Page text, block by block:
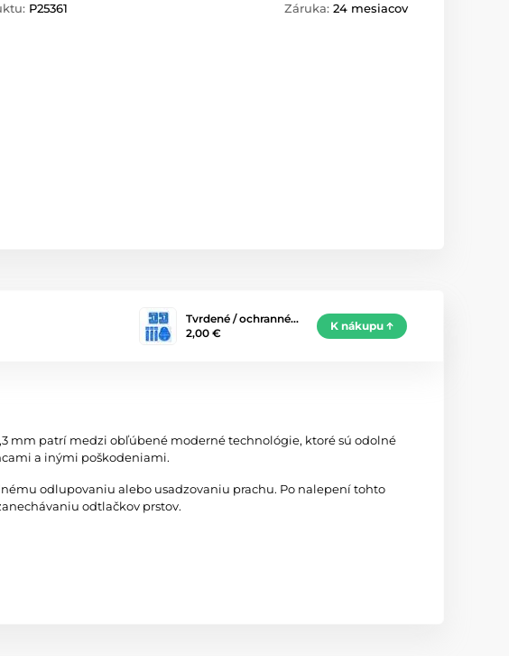
P25361 Záruka: 24 mesiacov
Tvrdené / ochranné…
2,00 €
K nákupu
mm patrí medzi obľúbené moderné technológie, ktoré sú odolné
a inými poškodeniami.
odlupovaniu alebo usadzovaniu prachu. Po nalepení tohto
odtlačkov prstov.